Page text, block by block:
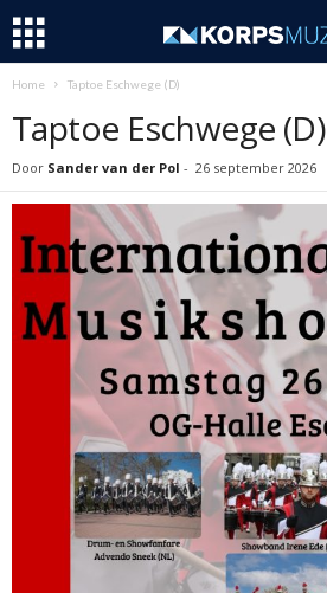
Home Taptoe Eschwege (D)
Taptoe Eschwege (D)
Door Sander van der Pol - 26 september 2026